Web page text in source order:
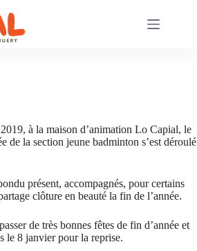
à la maison d’animation Lo Capial, le
de la section jeune badminton s’est déroulé
présent, accompagnés, pour certains
clôture en beauté la fin de l’année.
de très bonnes fêtes de fin d’année et
le 8 janvier pour la reprise.